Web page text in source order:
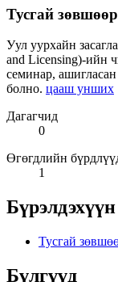
Тусгай
Уул уурхайн
and Licensing)-ийн
семинар,
болно. цааш унших
Дагагчид
0
Өгөгдлийн
1
Бүрэлдэхүүн
Тусгай
Бүлгүүд